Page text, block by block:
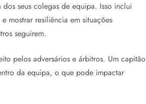
seus colegas de equipa. Isso inclui
mostrar resiliência em situações
seguirem.
pelos adversários e árbitros. Um capitão
da equipa, o que pode impactar